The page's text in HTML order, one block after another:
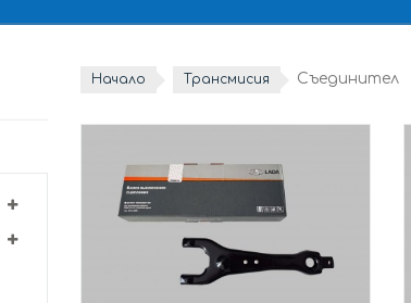
Начало Трансмисия Съединител